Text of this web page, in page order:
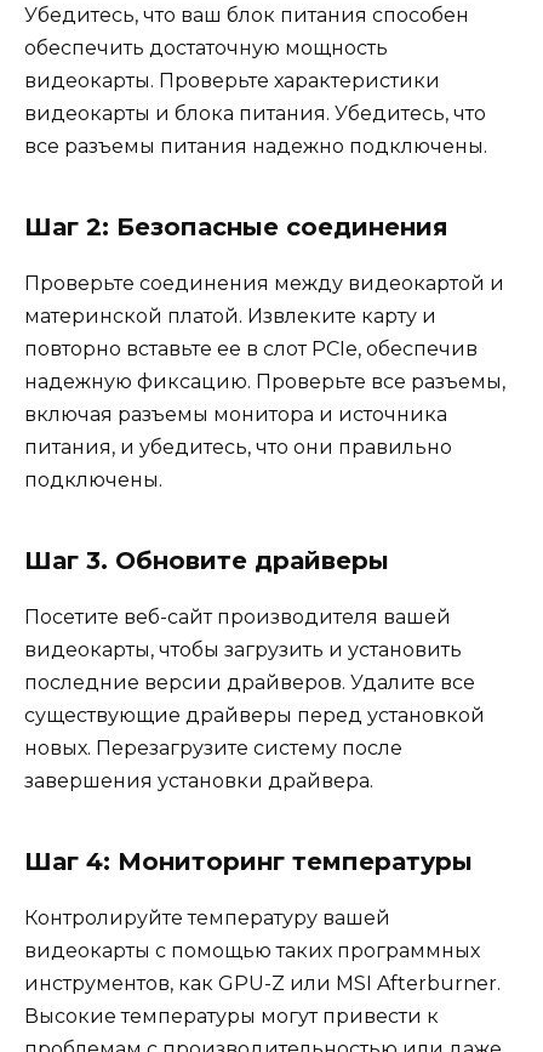
Убедитесь, что ваш блок питания способен
обеспечить достаточную мощность
видеокарты. Проверьте характеристики
видеокарты и блока питания. Убедитесь, что
все разъемы питания надежно подключены.
Шаг 2: Безопасные соединения
Проверьте соединения между видеокартой и
материнской платой. Извлеките карту и
повторно вставьте ее в слот PCIe, обеспечив
надежную фиксацию. Проверьте все разъемы,
включая разъемы монитора и источника
питания, и убедитесь, что они правильно
подключены.
Шаг 3. Обновите драйверы
Посетите веб-сайт производителя вашей
видеокарты, чтобы загрузить и установить
последние версии драйверов. Удалите все
существующие драйверы перед установкой
новых. Перезагрузите систему после
завершения установки драйвера.
Шаг 4: Мониторинг температуры
Контролируйте температуру вашей
видеокарты с помощью таких программных
инструментов, как GPU-Z или MSI Afterburner.
Высокие температуры могут привести к